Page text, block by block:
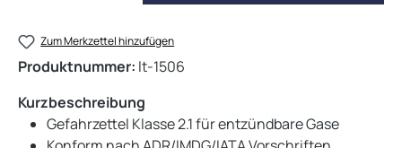
Zum Merkzettel hinzufügen
Produktnummer: lt-1506
Kurzbeschreibung
Gefahrzettel Klasse 2.1 für entzündbare Gase